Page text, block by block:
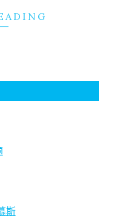
斯